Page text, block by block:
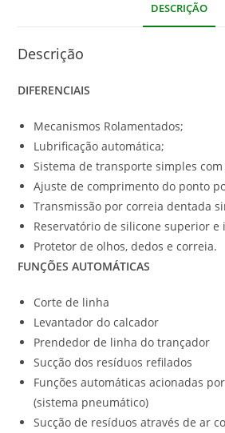
DESCRIÇÃO
Descrição
DIFERENCIAIS
Mecanismos Rolamentados;
Lubrificação automática;
Sistema de transporte simples
Ajuste de comprimento do ponto
Transmissão por correia dentada
Reservatório de silicone superior e
Protetor de olhos, dedos e correia.
FUNÇÕES AUTOMÁTICAS
Corte de linha
Levantador do calcador
Prendedor de linha do trançador
Sucção dos resíduos refilados
Funções automáticas acionadas
(sistema pneumático)
Sucção de resíduos através de ar